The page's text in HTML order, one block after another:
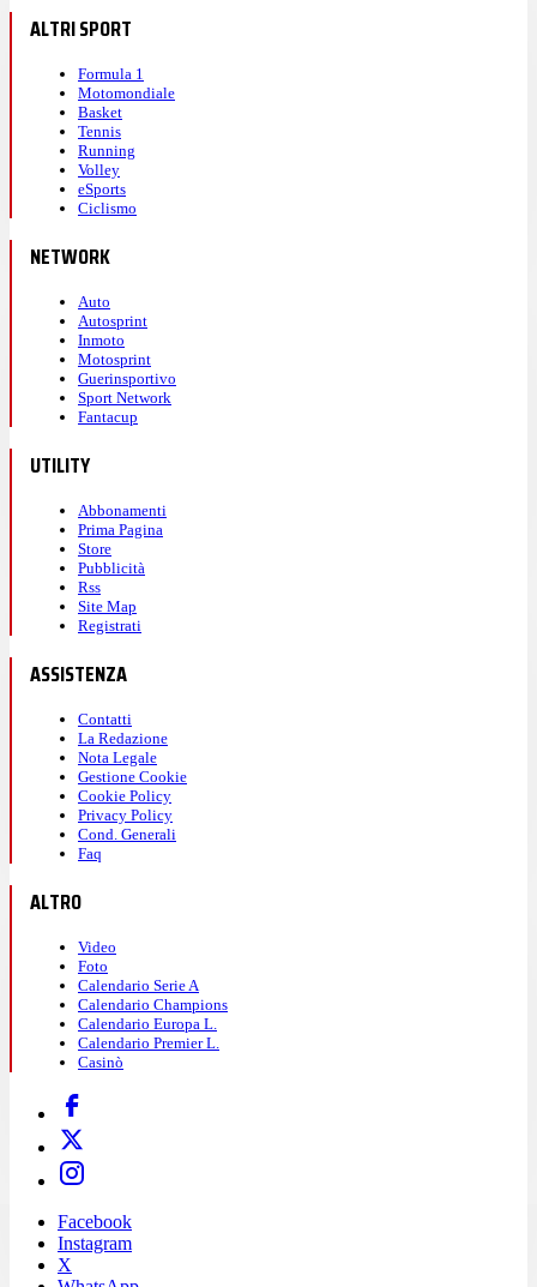
ALTRI SPORT
Formula 1
Motomondiale
Basket
Tennis
Running
Volley
eSports
Ciclismo
NETWORK
Auto
Autosprint
Inmoto
Motosprint
Guerinsportivo
Sport Network
Fantacup
UTILITY
Abbonamenti
Prima Pagina
Store
Pubblicità
Rss
Site Map
Registrati
ASSISTENZA
Contatti
La Redazione
Nota Legale
Gestione Cookie
Cookie Policy
Privacy Policy
Cond. Generali
Faq
ALTRO
Video
Foto
Calendario Serie A
Calendario Champions
Calendario Europa L.
Calendario Premier L.
Casinò
Facebook
Instagram
X